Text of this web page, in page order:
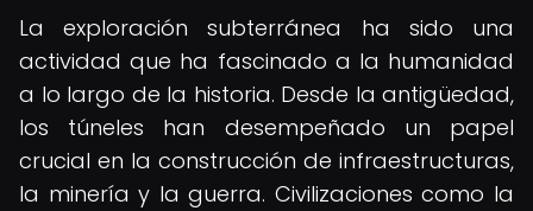
La exploración subterránea ha sido una
actividad que ha fascinado a la humanidad
a lo largo de la historia. Desde la antigüedad,
los túneles han desempeñado un papel
crucial en la construcción de infraestructuras,
la minería y la guerra. Civilizaciones como la